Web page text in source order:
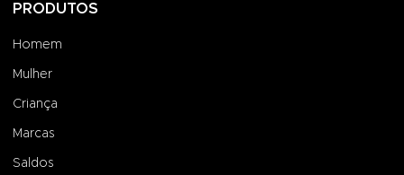
PRODUTOS
Homem
Mulher
Criança
Marcas
Saldos